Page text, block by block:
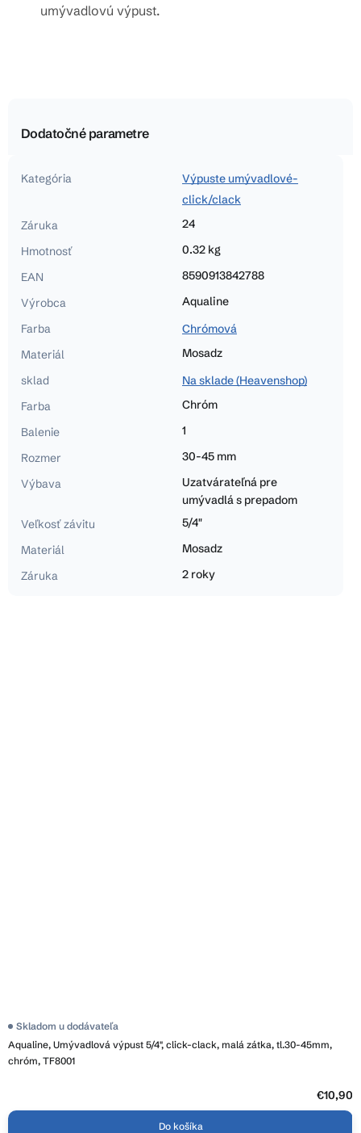
umývadlovú výpust.
Dodatočné parametre
Kategória
Výpuste umývadlové-
click/clack
Záruka
24
Hmotnosť
0.32 kg
EAN
8590913842788
Výrobca
Aqualine
Farba
Chrómová
Materiál
Mosadz
sklad
Na sklade (Heavenshop)
Farba
Chróm
Balenie
1
Rozmer
30-45 mm
Výbava
Uzatvárateľná pre
umývadlá s prepadom
Veľkosť závitu
5/4"
Materiál
Mosadz
Záruka
2 roky
Aqualine, Umývadlová výpust 5/4", click-clack, malá zátka, tl.30-45mm,
chróm, TF8001
Skladom u dodávateľa
€10,90
Do košíka